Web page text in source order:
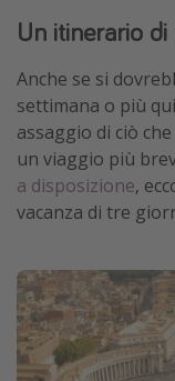
Un itinerario
Anche se si
settimana o più
assaggio di ciò
un viaggio più
a disposizione,
vacanza di tre